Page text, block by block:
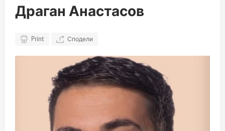
Драган Анастасов
Print Сподели